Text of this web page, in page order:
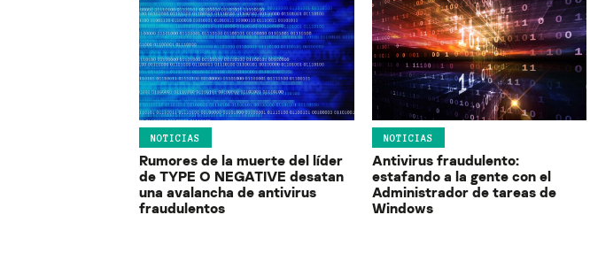
NOTICIAS
Rumores de la muerte del líder
de TYPE O NEGATIVE desatan
una avalancha de antivirus
fraudulentos
NOTICIAS
Antivirus fraudulento:
estafando a la gente con el
Administrador de tareas de
Windows